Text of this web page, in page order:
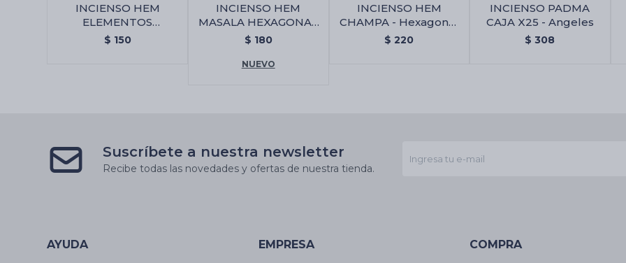
INCIENSO HEM
ELEMENTOS
SAGRADOS JUMBO -
$ 150
INCIENSO HEM
MASALA HEXAGONAL
X6 - Palo Santo/canela
$ 180
NUEVO
INCIENSO HEM
CHAMPA - Hexagonal
X6
$ 220
INCIENSO PADMA
CAJA X25 - Angeles
$ 308
Suscríbete a nuestra newsletter
Recibe todas las novedades y ofertas de nuestra tienda.
AYUDA EMPRESA COMPRA